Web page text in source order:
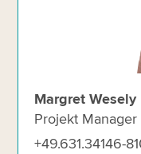
Margret Wesely
Projekt Manager
+49.631.34146-